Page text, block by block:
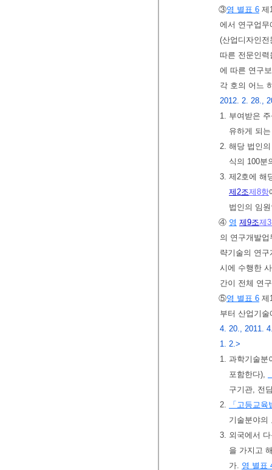
③영 별표 6 제
에서 연구업
(산업디자인
따른 전문인
에 따른 연구
각 호의 어느
2012. 2. 28.,
1. 부여받은
유하게 되
2. 해당 법인
식의 100분
3. 제2호에 해
제2조제8항
법인의 임
④ 영 제9조제
의 연구개발
략기술의 연구
시에 수행한
간이 전체 연
⑤영 별표 6 제
부터 산업기
4. 20., 2011.
1. 2.>
1. 과학기술분
포함한다),
구기관, 전
2.
「고등교육
기술분야의
3. 외국에서
을 가지고
가. 영 별표